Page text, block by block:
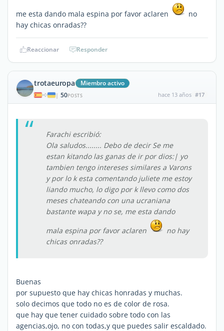
me esta dando mala espina por favor aclaren
no
hay chicas onradas??
Reaccionar Responder
trotaeuropa Miembro activo
| 50POSTS hace 13 años #17
Farachi escribió:
Ola saludos........ Debo de decir Se me
estan kitando las ganas de ir por dios:| yo
tambien tengo intereses similares a Varons
y por lo k esta comentando juliete me estoy
liando mucho, lo digo por k llevo como dos
meses chateando con una ucraniana
bastante wapa y no se, me esta dando
mala espina por favor aclaren
no hay
chicas onradas??
Buenas
por supuesto que hay chicas honradas y muchas.
solo decimos que todo no es de color de rosa.
que hay que tener cuidado sobre todo con las
agencias,ojo, no con todas,y que puedes salir escaldado.